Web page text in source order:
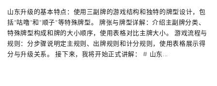
山东升级的基本特点：使用三副牌的游戏结构和独特的牌型设计，包
括"咕噜"和"顺子"等特殊牌型。 牌张与牌型详解：介绍主副牌分类、
特殊牌型构成和牌的大小顺序，使用表格对比主牌大小。 游戏流程与
规则：分步骤说明定主规则、出牌规则和计分规则，使用表格展示得
分与升级关系。 接下来，我将开始正式讲解： # 山东...